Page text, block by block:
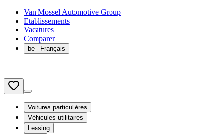
Van Mossel Automotive Group
Etablissements
Vacatures
Comparer
be - Français
Voitures particulières
Véhicules utilitaires
Leasing